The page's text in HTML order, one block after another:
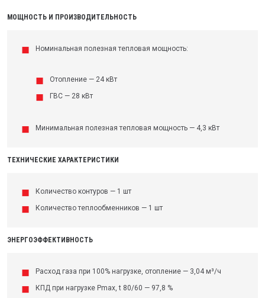
МОЩНОСТЬ И ПРОИЗВОДИТЕЛЬНОСТЬ
Номинальная полезная тепловая мощность:
Отопление — 24 кВт
ГВС — 28 кВт
Минимальная полезная тепловая мощность — 4,3 кВт
ТЕХНИЧЕСКИЕ ХАРАКТЕРИСТИКИ
Количество контуров — 1 шт
Количество теплообменников — 1 шт
ЭНЕРГОЭФФЕКТИВНОСТЬ
Расход газа при 100% нагрузке, отопление — 3,04 м³/ч
КПД при нагрузке Pmax, t 80/60 — 97,8 %